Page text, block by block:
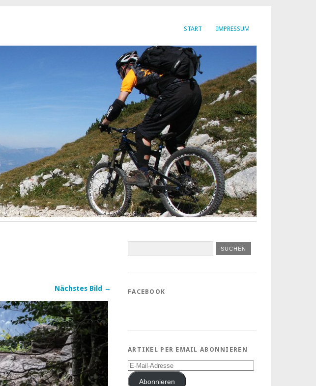
START IMPRESSUM
Nächstes Bild → FACEBOOK
ARTIKEL PER EMAIL ABONNIEREN
E-
Mail-
AdresseAbonnieren